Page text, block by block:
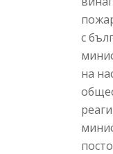
с
на